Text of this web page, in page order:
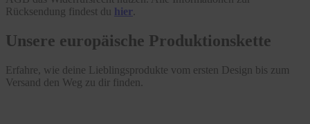
Rücksendung findest du hier
Unsere europäische Produktionskette
Erfahre, wie deine Lieblingsprodukte vom ersten Design bis zum
Versand den Weg zu dir finden.